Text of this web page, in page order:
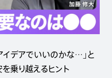
イデアでいいのかな…」と
乗り越えるヒント